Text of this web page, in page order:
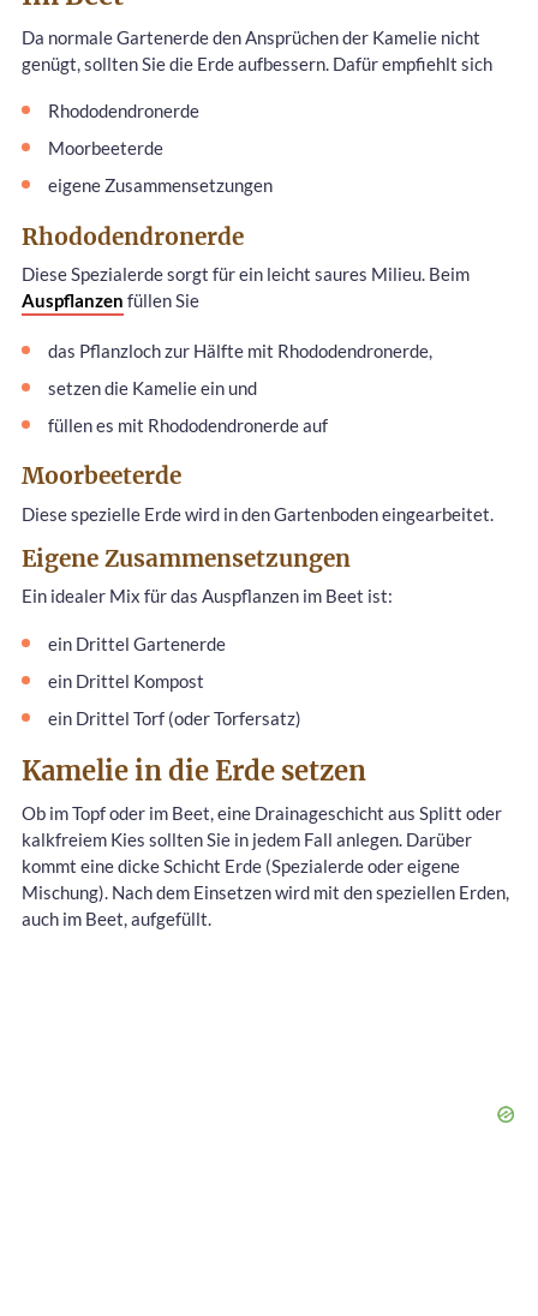
Da normale Gartenerde den Ansprüchen der Kamelie nicht
genügt, sollten Sie die Erde aufbessern. Dafür empfiehlt sich
Rhododendronerde
Moorbeeterde
eigene Zusammensetzungen
Rhododendronerde
Diese Spezialerde sorgt für ein leicht saures Milieu. Beim
Auspflanzen füllen Sie
das Pflanzloch zur Hälfte mit Rhododendronerde,
setzen die Kamelie ein und
füllen es mit Rhododendronerde auf
Moorbeeterde
Diese spezielle Erde wird in den Gartenboden eingearbeitet.
Eigene Zusammensetzungen
Ein idealer Mix für das Auspflanzen im Beet ist:
ein Drittel Gartenerde
ein Drittel Kompost
ein Drittel Torf (oder Torfersatz)
Kamelie in die Erde setzen
Ob im Topf oder im Beet, eine Drainageschicht aus Splitt oder
kalkfreiem Kies sollten Sie in jedem Fall anlegen. Darüber
kommt eine dicke Schicht Erde (Spezialerde oder eigene
Mischung). Nach dem Einsetzen wird mit den speziellen Erden,
auch im Beet, aufgefüllt.